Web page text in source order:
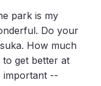
park is my
Do your
How much
get better at
important --